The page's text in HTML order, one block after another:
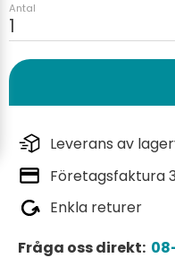
Antal
Leverans av
Företagsfaktura
Enkla returer
Fråga oss direkt: